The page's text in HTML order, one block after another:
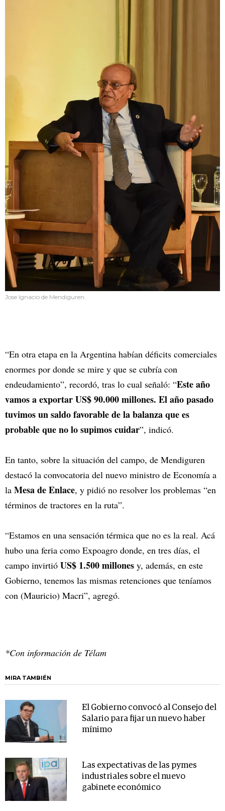
Jose Ignacio de Mendiguren.
“En otra etapa en la Argentina habían déficits comerciales
enormes por donde se mire y que se cubría con
endeudamiento”, recordó, tras lo cual señaló: “Este año
vamos a exportar US$ 90.000 millones. El año pasado
tuvimos un saldo favorable de la balanza que es
probable que no lo supimos cuidar”, indicó.
En tanto, sobre la situación del campo, de Mendiguren
destacó la convocatoria del nuevo ministro de Economía a
la Mesa de Enlace, y pidió no resolver los problemas “en
términos de tractores en la ruta”.
“Estamos en una sensación térmica que no es la real. Acá
hubo una feria como Expoagro donde, en tres días, el
campo invirtió US$ 1.500 millones y, además, en este
Gobierno, tenemos las mismas retenciones que teníamos
con (Mauricio) Macri”, agregó.
*Con información de Télam
MIRA TAMBIÉN
El Gobierno convocó al Consejo del
Salario para fijar un nuevo haber
mínimo
Las expectativas de las pymes
industriales sobre el nuevo
gabinete económico